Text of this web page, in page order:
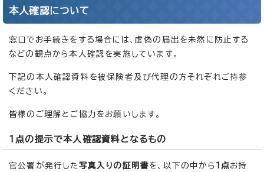
本人確認について
窓口でお手続きをする場合には、虚偽の届出を未然に防止する
などの観点から本人確認を実施しています。
下記の本人確認資料を被保険者及び代理の方それぞれご持参
ください。
皆様のご理解とご協力をお願いします。
1点の提示で本人確認資料となるもの
官公署が発行した 写真入りの証明書を、以下の中から 1点 お持